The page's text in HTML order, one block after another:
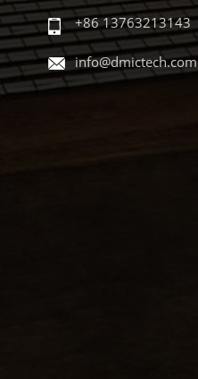
+86 13763213143
info@dmictech.com